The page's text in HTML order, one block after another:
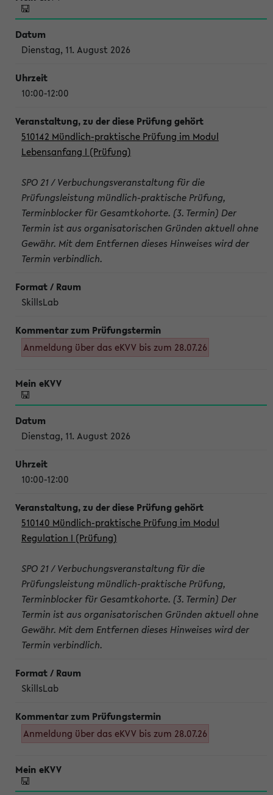
Dienstag, 11. August 2026
10:00-12:00
510142 Mündlich-praktische Prüfung im Modul
Lebensanfang I (Prüfung)
SPO 21 / Verbuchungsveranstaltung für die
Prüfungsleistung mündlich-praktische Prüfung,
Terminblocker für Gesamtkohorte. (3. Termin) Der
Termin ist aus organisatorischen Gründen aktuell ohne
Gewähr. Mit dem Entfernen dieses Hinweises wird der
Termin verbindlich.
SkillsLab
Anmeldung über das eKVV bis zum 28.07.26
Dienstag, 11. August 2026
10:00-12:00
510140 Mündlich-praktische Prüfung im Modul
Regulation I (Prüfung)
SPO 21 / Verbuchungsveranstaltung für die
Prüfungsleistung mündlich-praktische Prüfung,
Terminblocker für Gesamtkohorte. (3. Termin) Der
Termin ist aus organisatorischen Gründen aktuell ohne
Gewähr. Mit dem Entfernen dieses Hinweises wird der
Termin verbindlich.
SkillsLab
Anmeldung über das eKVV bis zum 28.07.26